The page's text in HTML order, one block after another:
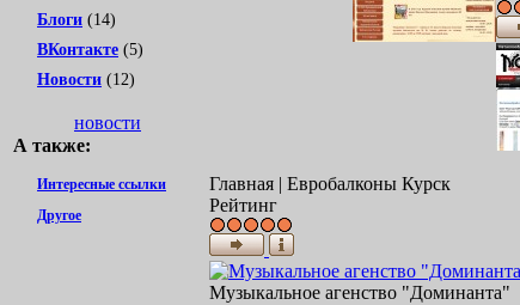
Блоги (14)
ВКонтакте (5)
Новости (12)
новости
А также:
Интересные ссылки
Другое
Главная | Евробалконы Курск
Рейтинг
Музыкальное агенство "Доминанта"